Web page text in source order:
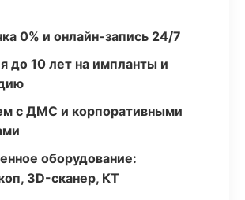
0% и онлайн-запись 24/7
до 10 лет на импланты и
с ДМС и корпоративными
оборудование:
3D-сканер, КТ